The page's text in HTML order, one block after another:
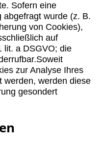
Sofern eine
abgefragt wurde (z. B.
von Cookies),
auf
lit. a DSGVO; die
Soweit
zur Analyse Ihres
werden, werden diese
gesondert